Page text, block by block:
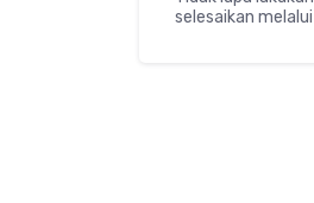
selesaikan